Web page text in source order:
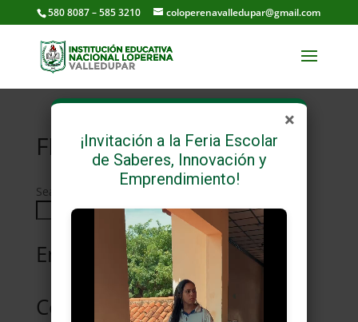
×
¡Invitación a la Feria Escolar
de Saberes, Innovación y
Emprendimiento!
580 8087 – 585 3210 coloperenavalledupar@gmail.com
FINANCIERA
Search
Search
Entradas recientes
Comentarios recientes